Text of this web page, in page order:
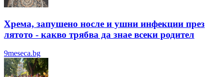
Хрема, запушено носле и ушни инфекции през
лятотo - какво трябва да знае всеки родител
9meseca.bg